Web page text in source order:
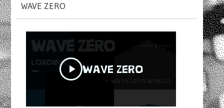
WAVE ZERO